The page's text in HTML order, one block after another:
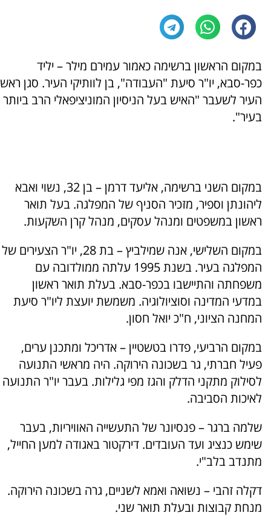
במקום הראשון ברשימה כאמור עמירם מילר – יליד
כפר-סבא, יו"ר סיעת "העבודה", בן לוותיקי העיר. סגן ראש
העיר לשעבר "האיש בעל הניסיון המוניציפאלי הרב ביותר
בעיר".
במקום השני ברשימה, אליעד דרמן – בן 32, נשוי ואבא
ליהונתן וספיר, מזכיר הסניף של המפלגה. בעל תואר
ראשון במשפטים ומנהל עסקים, מנהל קרן השקעות.
במקום השלישי, אנה שמילביץ – בת 28, יו"ר הצעירים של
המפלגה בעיר. בשנת 1995 עלתה ממולדובה עם
משפחתה והתיישבו בכפר-סבא. בעלת תואר ראשון
במדעי המדינה וסוציולוגיה. משמשת יועצת ליו"ר סיעת
המחנה הציוני, ח"כ יואל חסון.
במקום הרביעי, פדרו בטשטיין – אדריכל ומתכנן ערים,
פעיל חברתי, גר בשכונה הירוקה. היה מראשי התנועה
לסילוק מתקני הדלק והגז מפי גלילות. בעבר יו"ר התנועה
לאיכות הסביבה.
שלמה ברגר – פנסיונר של התעשייה האוויריות, בעבר
שימש כנציג ועד העובדים. דירקטור באגודה למען החייל,
מתנדב בלב"י.
דקלה זהבי – נשואה ואמא לשניים, גרה בשכונה הירוקה.
מנחת קבוצות ובעלת תואר שני.